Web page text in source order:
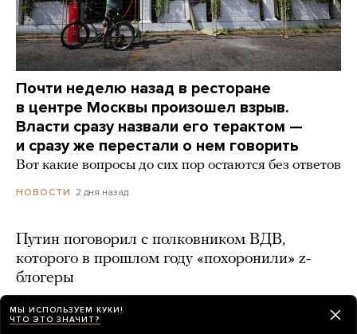
Почти неделю назад в ресторане
в центре Москвы произошел взрыв.
Власти сразу назвали его терактом —
и сразу же перестали о нем говорить
Вот какие вопросы до сих пор остаются без ответов
НОВОСТИ 2 дня назад
Путин поговорил с полковником ВДВ,
которого в прошлом году «похоронили» z-
блогеры
МЫ ИСПОЛЬЗУЕМ КУКИ!
ЧТО ЭТО ЗНАЧИТ?